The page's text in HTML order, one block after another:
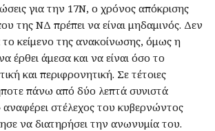
για την 17Ν, ο χρόνος απόκρισης
της ΝΔ πρέπει να είναι μηδαμινός. Δεν
το κείμενο της ανακοίνωσης, όμως η
έρθει άμεσα και να είναι όσο το
και περιφρονητική. Σε τέτοιες
πάνω από δύο λεπτά συνιστά
στέλεχος του κυβερνώντος
να διατηρήσει την ανωνυμία του.